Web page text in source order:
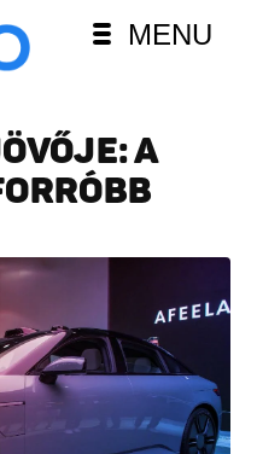
MENU
A